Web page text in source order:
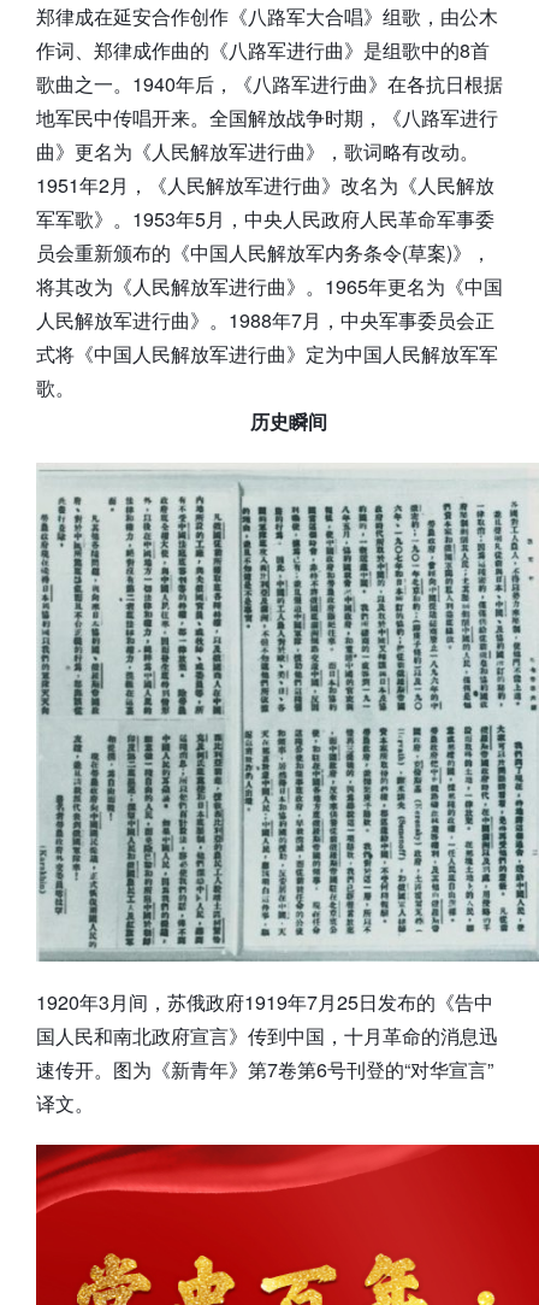
郑律成在延安合作创作《八路军大合唱》组歌，由公木
作词、郑律成作曲的《八路军进行曲》是组歌中的8首
歌曲之一。1940年后，《八路军进行曲》在各抗日根据
地军民中传唱开来。全国解放战争时期，《八路军进行
曲》更名为《人民解放军进行曲》，歌词略有改动。
1951年2月，《人民解放军进行曲》改名为《人民解放
军军歌》。1953年5月，中央人民政府人民革命军事委
员会重新颁布的《中国人民解放军内务条令(草案)》，
将其改为《人民解放军进行曲》。1965年更名为《中国
人民解放军进行曲》。1988年7月，中央军事委员会正
式将《中国人民解放军进行曲》定为中国人民解放军军
歌。
历史瞬间
1920年3月间，苏俄政府1919年7月25日发布的《告中
国人民和南北政府宣言》传到中国，十月革命的消息迅
速传开。图为《新青年》第7卷第6号刊登的“对华宣言”
译文。